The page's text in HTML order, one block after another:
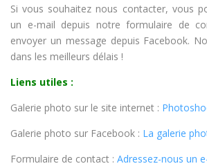
Si vous souhaitez nous contacter, vous
un e-mail depuis notre formulaire de
envoyer un message depuis Facebook.
dans les meilleurs délais !
Liens utiles :
Galerie photo sur le site internet :
Galerie photo sur Facebook : La galerie
Formulaire de contact : Adressez-nous un